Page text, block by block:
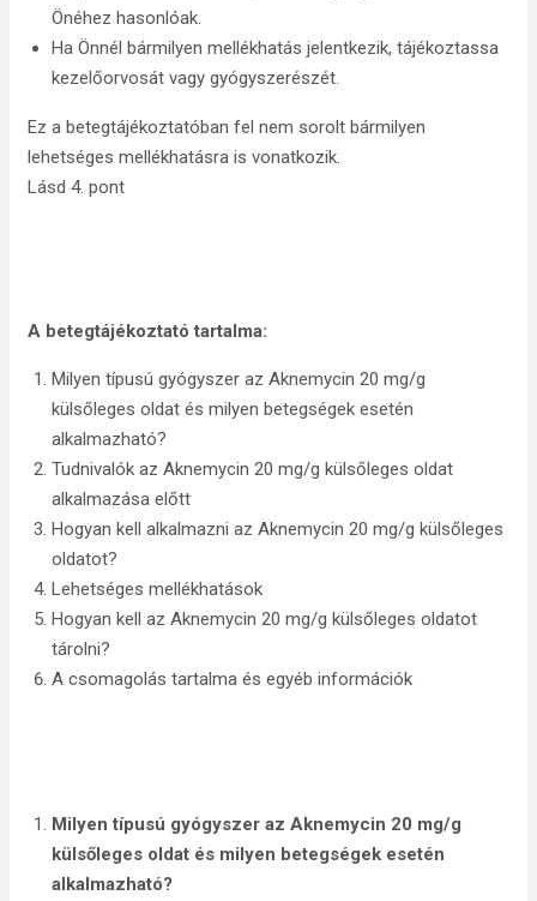
Önéhez hasonlóak.
Ha Önnél bármilyen mellékhatás jelentkezik, tájékoztassa
kezelőorvosát vagy gyógyszerészét.
Ez a betegtájékoztatóban fel nem sorolt bármilyen
lehetséges mellékhatásra is vonatkozik.
Lásd 4. pont
A betegtájékoztató tartalma:
Milyen típusú gyógyszer az Aknemycin 20 mg/g
külsőleges oldat és milyen betegségek esetén
alkalmazható?
Tudnivalók az Aknemycin 20 mg/g külsőleges oldat
alkalmazása előtt
Hogyan kell alkalmazni az Aknemycin 20 mg/g külsőleges
oldatot?
Lehetséges mellékhatások
Hogyan kell az Aknemycin 20 mg/g külsőleges oldatot
tárolni?
A csomagolás tartalma és egyéb információk
Milyen típusú gyógyszer az Aknemycin 20 mg/g
külsőleges oldat és milyen betegségek esetén
alkalmazható?